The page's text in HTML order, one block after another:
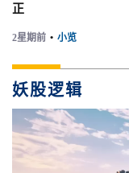
正
2星期前 • 小览
妖股逻辑